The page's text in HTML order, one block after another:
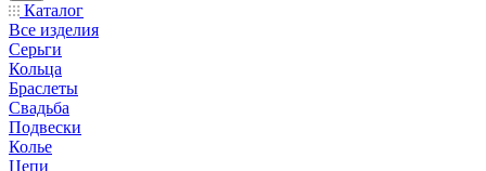
Каталог
Все изделия
Серьги
Кольца
Браслеты
Свадьба
Подвески
Колье
Цепи